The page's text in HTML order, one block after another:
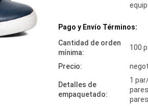
Pago y Envío Términos:
Cantidad de orden
mínima:
100
Precio:
Detalles de
empaquetado:
1